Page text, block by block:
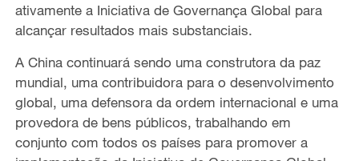
ativamente a Iniciativa de Governança Global para
alcançar resultados mais substanciais.
A China continuará sendo uma construtora da paz
mundial, uma contribuidora para o desenvolvimento
global, uma defensora da ordem internacional e uma
provedora de bens públicos, trabalhando em
conjunto com todos os países para promover a